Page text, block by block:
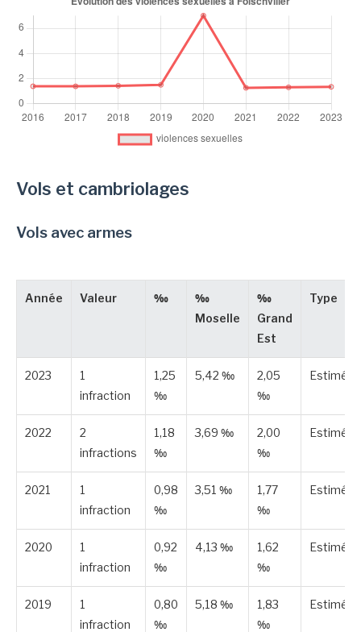
Vols et cambriolages
Vols avec armes
Année Valeur ‰
‰
Moselle
‰
Grand
Est
Type
2023
1
infraction
1,25
‰
5,42 ‰
2,05
‰
Estimée
2022
2
infractions
1,18
‰
3,69 ‰
2,00
‰
Estimée
2021
1
infraction
0,98
‰
3,51 ‰
1,77
‰
Estimée
2020
1
infraction
0,92
‰
4,13 ‰
1,62
‰
Estimée
2019
1
infraction
0,80
‰
5,18 ‰
1,83
‰
Estimée